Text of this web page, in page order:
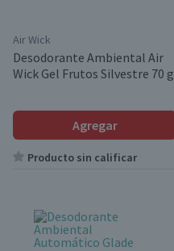
Air Wick
Desodorante Ambiental Air
Wick Gel Frutos Silvestre 70 g
Agregar
Producto sin calificar